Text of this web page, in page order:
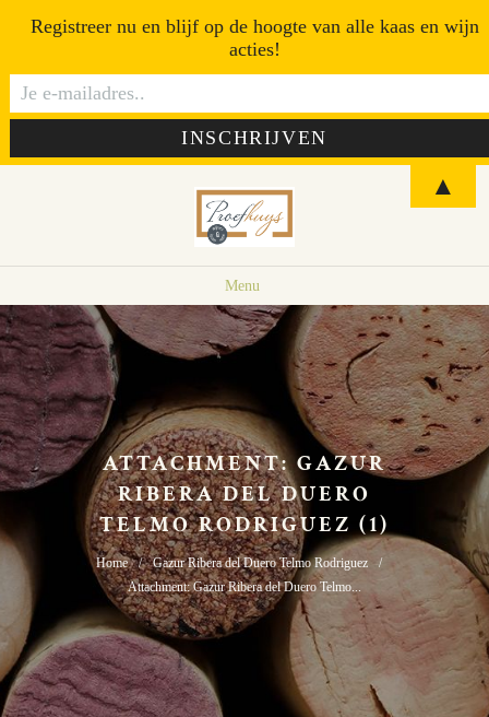
Menu
ATTACHMENT: GAZUR
RIBERA DEL DUERO
TELMO RODRIGUEZ (1)
Home
Gazur Ribera del Duero Telmo Rodriguez
Attachment: Gazur Ribera del Duero Telmo...
Registreer nu en blijf op de hoogte van alle kaas en wijn
acties!
▲